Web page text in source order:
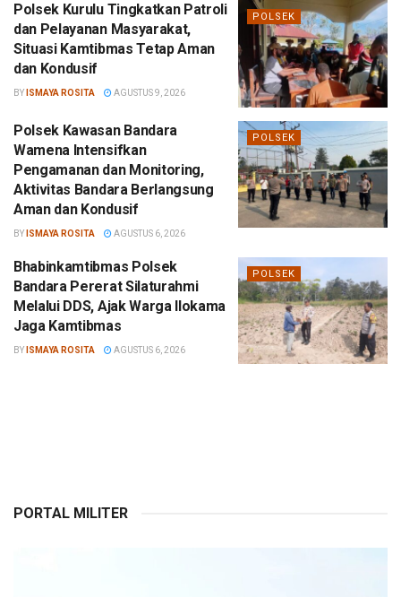
POLSEK
Polsek Kurulu Tingkatkan Patroli
dan Pelayanan Masyarakat,
Situasi Kamtibmas Tetap Aman
dan Kondusif
BY ISMAYA ROSITA AGUSTUS 9, 2026
POLSEK
Polsek Kawasan Bandara
Wamena Intensifkan
Pengamanan dan Monitoring,
Aktivitas Bandara Berlangsung
Aman dan Kondusif
BY ISMAYA ROSITA AGUSTUS 6, 2026
POLSEK
Bhabinkamtibmas Polsek
Bandara Pererat Silaturahmi
Melalui DDS, Ajak Warga Ilokama
Jaga Kamtibmas
BY ISMAYA ROSITA AGUSTUS 6, 2026
PORTAL MILITER